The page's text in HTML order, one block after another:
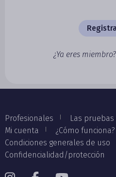
¿Ya eres miembro?
Profesionales
Las
Mi cuenta
¿Cómo funciona?
Condiciones generales de uso
Confidencialidad/protección